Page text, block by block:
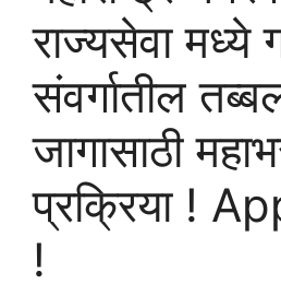
राज्यसेवा
संवर्गातील
जागासाठी
प्रक्रिया !
!